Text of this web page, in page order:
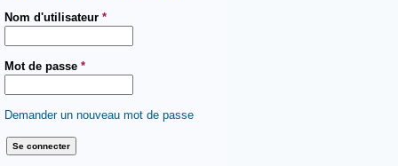
Nom d'utilisateur *
Mot de passe *
Demander un nouveau mot de passe